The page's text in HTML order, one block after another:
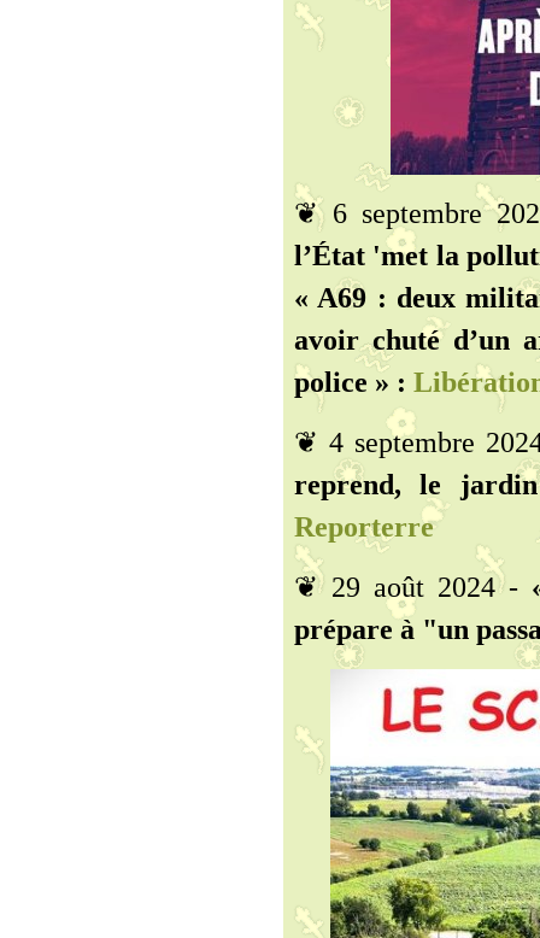
❦ 6 septembre
l’État 'met la
« A69 : deux
avoir chuté d’un
police » :
❦ 4 septembre
reprend, le
Reporterre
❦ 29 août 2024 -
prépare à "un